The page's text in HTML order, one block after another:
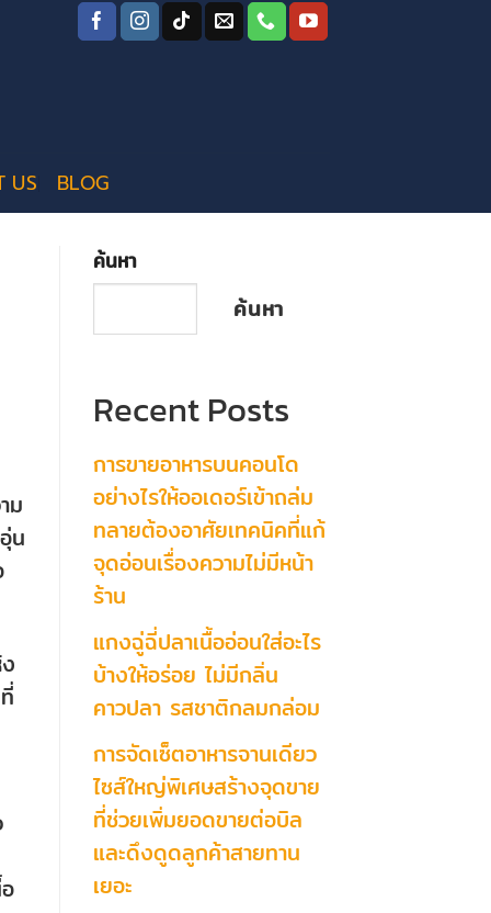
US BLOG
ม
น
ค้นหา
ค้นหา
Recent Posts
การขายอาหารบนคอนโด
อย่างไรให้ออเดอร์เข้าถล่ม
ทลายต้องอาศัยเทคนิคที่แก้
จุดอ่อนเรื่องความไม่มีหน้า
ร้าน
แกงฉู่ฉี่ปลาเนื้ออ่อนใส่อะไร
บ้างให้อร่อย ไม่มีกลิ่น
คาวปลา รสชาติกลมกล่อม
การจัดเซ็ตอาหารจานเดียว
ไซส์ใหญ่พิเศษสร้างจุดขาย
ที่ช่วยเพิ่มยอดขายต่อบิล
และดึงดูดลูกค้าสายทาน
เยอะ